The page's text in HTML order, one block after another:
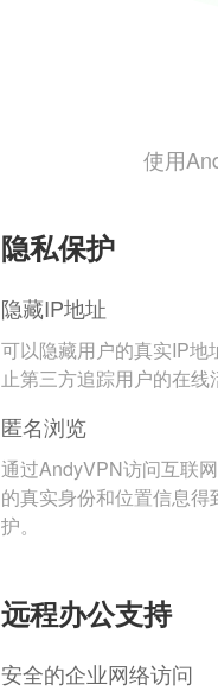
使用
隐私保护
隐藏IP地址
可以隐藏用户的真实IP地
止第三方追踪用户的在线
匿名浏览
通过AndyVPN访问互联
的真实身份和位置信息得
护。
远程办公支持
安全的企业网络访问